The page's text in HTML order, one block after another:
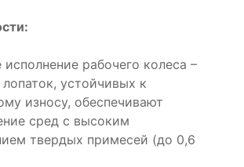
исполнение рабочего колеса –
устойчивых к
износу, обеспечивают
сред с высоким
твердых примесей (до 0,6